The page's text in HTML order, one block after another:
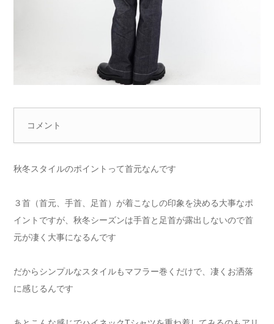
コメント
秋冬スタイルのポイントって首元なんです
３首（首元、手首、足首）が着こなしの印象を決める大事なポ
イントですが、秋冬シーズンは手首と足首が露出しないので首
元が凄く大事になるんです
だからシンプルなスタイルもマフラー巻くだけで、凄くお洒落
に感じるんです